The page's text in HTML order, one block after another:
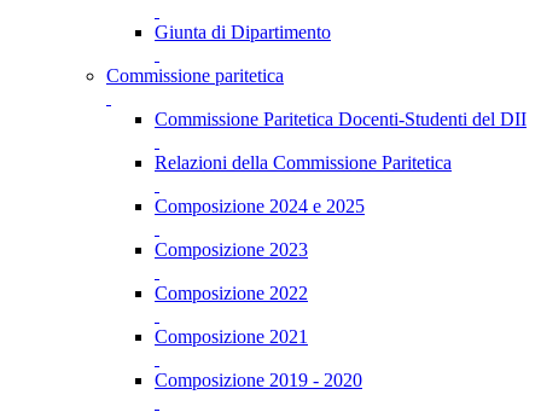
Giunta di Dipartimento
Commissione paritetica
Commissione Paritetica Docenti-Studenti del DII
Relazioni della Commissione Paritetica
Composizione 2024 e 2025
Composizione 2023
Composizione 2022
Composizione 2021
Composizione 2019 - 2020